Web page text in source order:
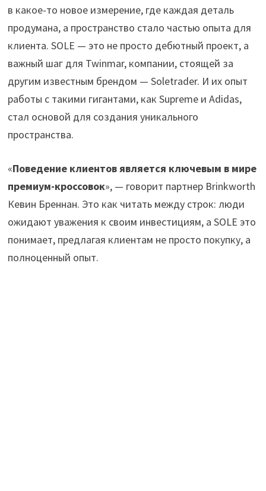
в какое-то новое измерение, где каждая деталь
продумана, а пространство стало частью опыта для
клиента. SOLE — это не просто дебютный проект, а
важный шаг для Twinmar, компании, стоящей за
другим известным брендом — Soletrader. И их опыт
работы с такими гигантами, как Supreme и Adidas,
стал основой для создания уникального
пространства.
«Поведение клиентов является ключевым в мире
премиум-кроссовок», — говорит партнер Brinkworth
Кевин Бреннан. Это как читать между строк: люди
ожидают уважения к своим инвестициям, а SOLE это
понимает, предлагая клиентам не просто покупку, а
полноценный опыт.